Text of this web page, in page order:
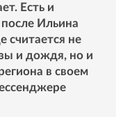
Есть и
Ильина
считается не
и дождя, но и
в своем